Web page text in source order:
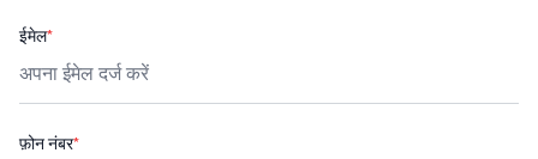
ईमेल*
फ़ोन नंबर*